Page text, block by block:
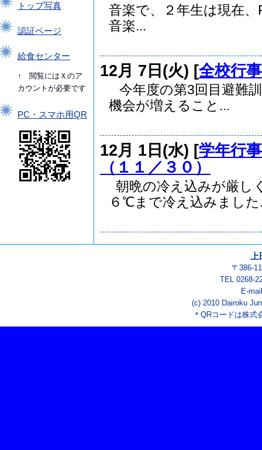
トップ写真
認証ページ
給食センター
↑ 閲覧にはＸのア
カウントが必要です
PC・スマホ用QR
音楽で、２年生は現在
音楽...
12月 7日(火) [全校行事
今年度の第3回目避難
機会が増えること...
12月 1日(水) [学年行事
（１１／３０）
朝晩の冷え込みが厳し
６℃まで冷え込みました
〒386-
TEL 0268-
E-
(c) 2010 Dairoku
＊QRコードは株式